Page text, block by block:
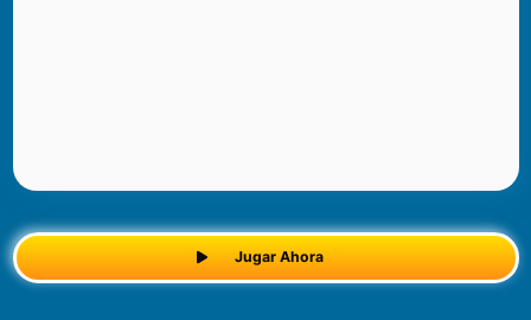
Jugar Ahora